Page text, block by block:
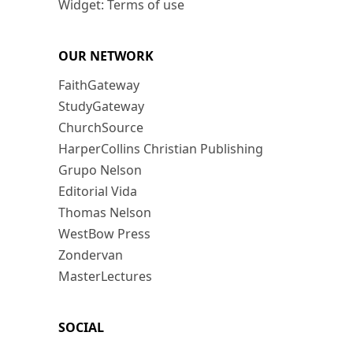
Widget: Terms of use
OUR NETWORK
FaithGateway
StudyGateway
ChurchSource
HarperCollins Christian Publishing
Grupo Nelson
Editorial Vida
Thomas Nelson
WestBow Press
Zondervan
MasterLectures
SOCIAL